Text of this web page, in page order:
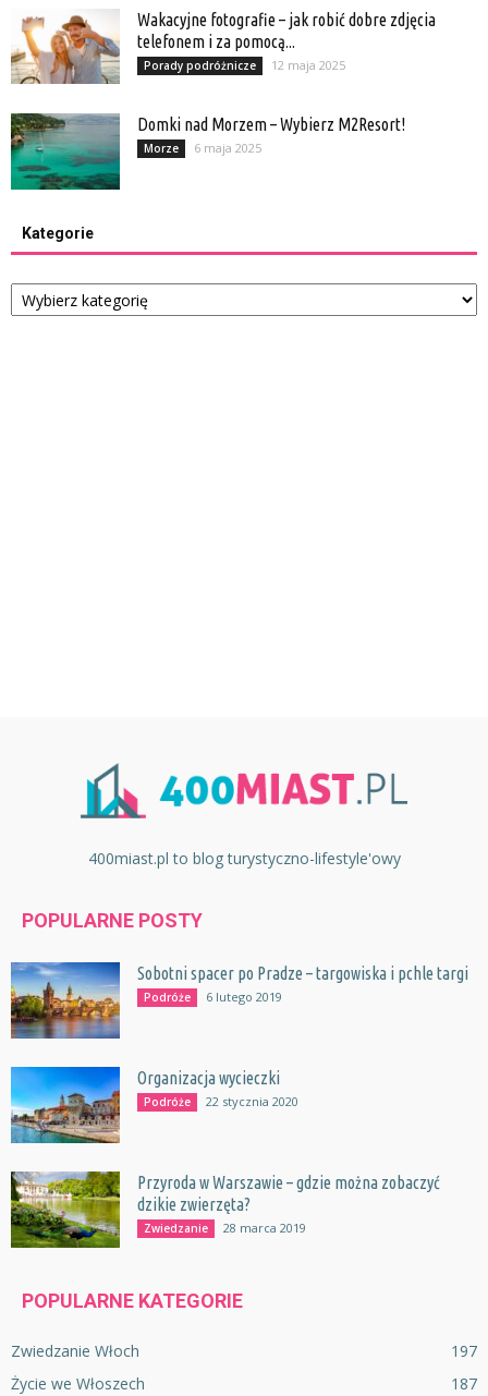
Wakacyjne fotografie – jak robić dobre zdjęcia
telefonem i za pomocą...
Porady podróżnicze 12 maja 2025
Domki nad Morzem – Wybierz M2Resort!
Morze 6 maja 2025
Kategorie
Kategorie
400miast.pl to blog turystyczno-lifestyle'owy
POPULARNE POSTY
Sobotni spacer po Pradze – targowiska i pchle targi
Podróże 6 lutego 2019
Organizacja wycieczki
Podróże 22 stycznia 2020
Przyroda w Warszawie – gdzie można zobaczyć
dzikie zwierzęta?
Zwiedzanie 28 marca 2019
POPULARNE KATEGORIE
Zwiedzanie Włoch
197
Życie we Włoszech
187